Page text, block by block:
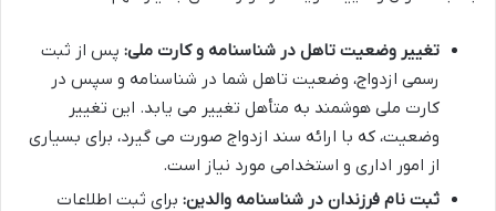
تغییر وضعیت تاهل در شناسنامه و کارت ملی: پس از ثبت
رسمی ازدواج، وضعیت تاهل شما در شناسنامه و سپس در
کارت ملی هوشمند به متأهل تغییر می یابد. این تغییر
وضعیت، که با ارائه سند ازدواج صورت می گیرد، برای بسیاری
از امور اداری و استخدامی مورد نیاز است.
ثبت نام فرزندان در شناسنامه والدین: برای ثبت اطلاعات